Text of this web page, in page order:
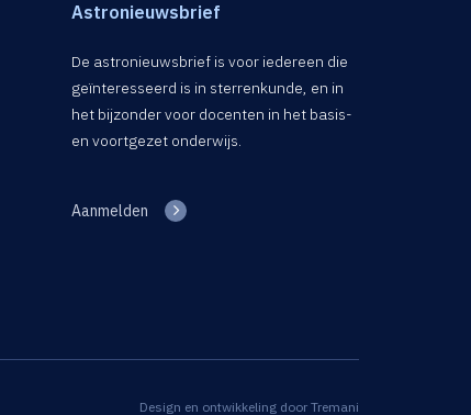
Astronieuwsbrief
De astronieuwsbrief is voor iedereen die
geïnteresseerd is in sterrenkunde, en in
het bijzonder voor docenten in het basis-
en voortgezet onderwijs.
Aanmelden
Design en ontwikkeling door Tremani